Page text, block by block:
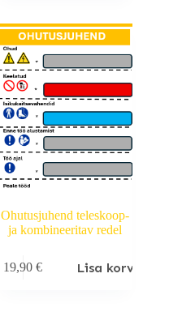
Ohutusjuhend teleskoop-
ja kombineeritav redel
19,90€ Lisa korvi